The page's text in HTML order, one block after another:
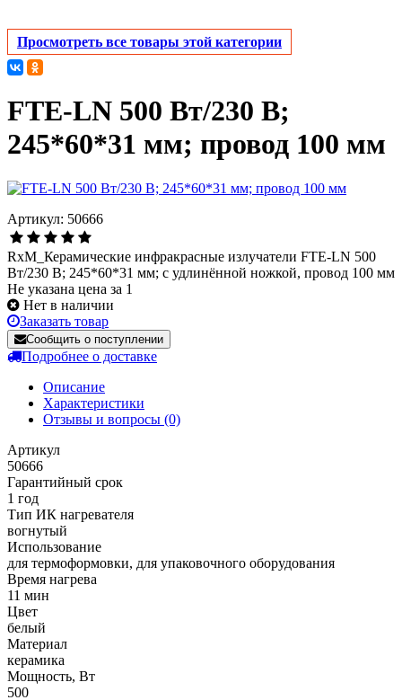
Просмотреть все товары этой категории
FTE-LN 500 Вт/230 В;
245*60*31 мм; провод 100 мм
Артикул: 50666
RxM_Керамические инфракрасные излучатели FTE-LN 500
Вт/230 В; 245*60*31 мм; с удлинённой ножкой, провод 100 мм
Не указана цена за 1
Нет в наличии
Заказать товар
Сообщить о поступлении
Подробнее о доставке
Описание
Характеристики
Отзывы и вопросы (0)
Артикул
50666
Гарантийный срок
1 год
Тип ИК нагревателя
вогнутый
Использование
для термоформовки, для упаковочного оборудования
Время нагрева
11 мин
Цвет
белый
Материал
керамика
Мощность, Вт
500